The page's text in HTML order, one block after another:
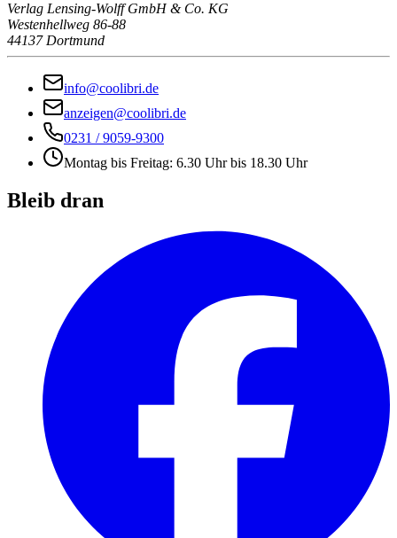
Verlag Lensing-Wolff GmbH & Co. KG
Westenhellweg 86-88
44137 Dortmund
info@coolibri.de
anzeigen@coolibri.de
0231 / 9059-9300
Montag bis Freitag: 6.30 Uhr bis 18.30 Uhr
Bleib dran